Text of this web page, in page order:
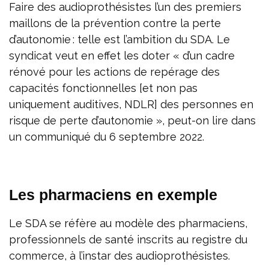
Faire des audioprothésistes l’un des premiers
maillons de la prévention contre la perte
d’autonomie : telle est l’ambition du SDA. Le
syndicat veut en effet les doter « d’un cadre
rénové pour les actions de repérage des
capacités fonctionnelles [et non pas
uniquement auditives, NDLR] des personnes en
risque de perte d’autonomie », peut-on lire dans
un communiqué du 6 septembre 2022.
Les pharmaciens en exemple
Le SDA se réfère au modèle des pharmaciens,
professionnels de santé inscrits au registre du
commerce, à l’instar des audioprothésistes.